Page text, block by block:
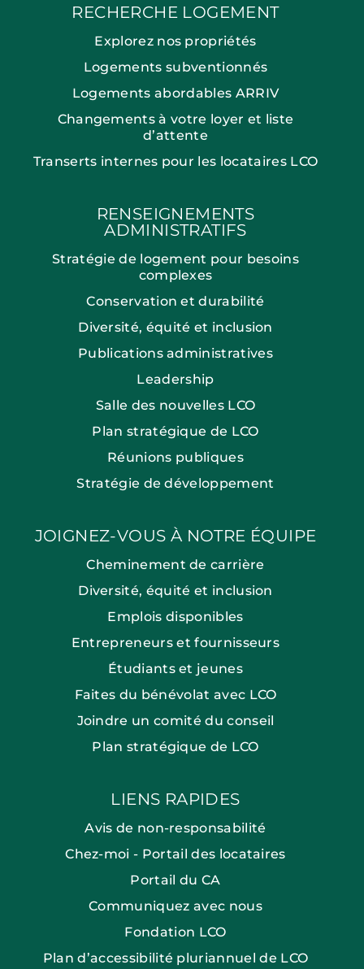
RECHERCHE LOGEMENT
Explorez nos propriétés
Logements subventionnés
Logements abordables ARRIV
Changements à votre loyer et liste
d’attente
Transerts internes pour les locataires LCO
RENSEIGNEMENTS
ADMINISTRATIFS
Stratégie de logement pour besoins
complexes
Conservation et durabilité
Diversité, équité et inclusion
Publications administratives
Leadership
Salle des nouvelles LCO
Plan stratégique de LCO
Réunions publiques
Stratégie de développement
JOIGNEZ-VOUS À NOTRE ÉQUIPE
Cheminement de carrière
Diversité, équité et inclusion
Emplois disponibles
Entrepreneurs et fournisseurs
Étudiants et jeunes
Faites du bénévolat avec LCO
Joindre un comité du conseil
Plan stratégique de LCO
LIENS RAPIDES
Avis de non-responsabilité
Chez-moi - Portail des locataires
Portail du CA
Communiquez avec nous
Fondation LCO
Plan d’accessibilité pluriannuel de LCO